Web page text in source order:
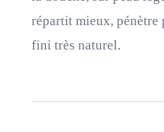
répartit mieux, pénètre
fini très naturel.